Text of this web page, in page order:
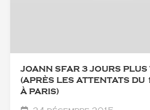
JOANN SFAR 3 JOURS PLUS
(APRÈS LES ATTENTATS
À PARIS)